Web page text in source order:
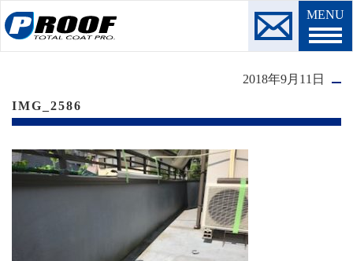
MENU
2018年9月11日
IMG_2586